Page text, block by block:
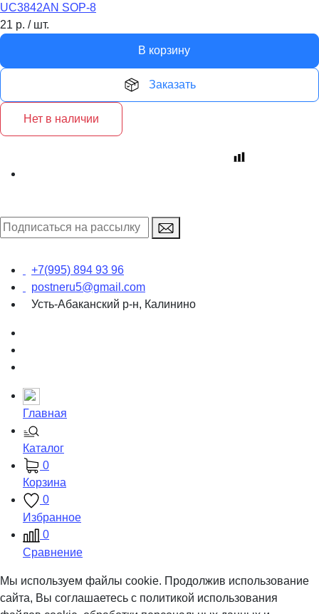
UC3842AN SOP-8
21 р. / шт.
В корзину
Заказать
Нет в наличии
+7(995) 894 93 96
postneru5@gmail.com
Усть-Абаканский р-н, Калинино
Главная
Каталог
0
Корзина
0
Избранное
0
Сравнение
Мы используем файлы cookie. Продолжив использование
сайта, Вы соглашаетесь с политикой использования